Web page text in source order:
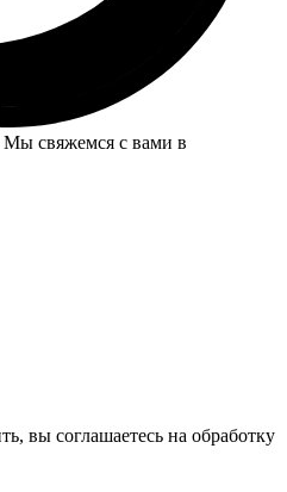
свяжемся с вами в
вы соглашаетесь на обработку